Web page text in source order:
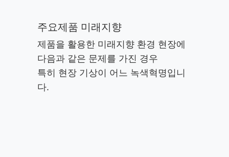
주요제품 미래지향
제품을 활용한 미래지향 환경 현장에
다음과 같은 문제를 가진 경우
특히 현장 기상이 어느 녹색혁명입니
다.